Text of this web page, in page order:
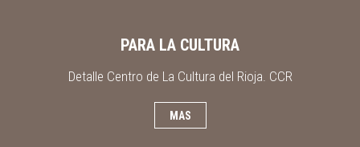
PARA LA CULTURA
Detalle Centro de La Cultura del Rioja. CCR
MAS